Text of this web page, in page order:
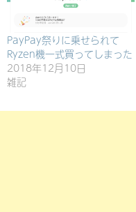
PayPay祭りに乗せられて
Ryzen機一式買ってしまった
2018年12月10日
雑記